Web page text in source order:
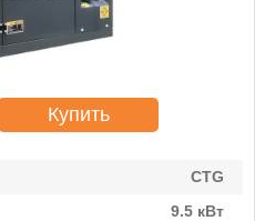
Купить
CTG
9.5 кВт